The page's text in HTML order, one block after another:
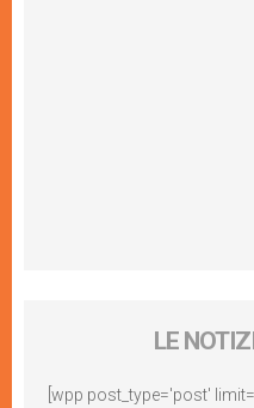
LE
[wpp post_type='post'